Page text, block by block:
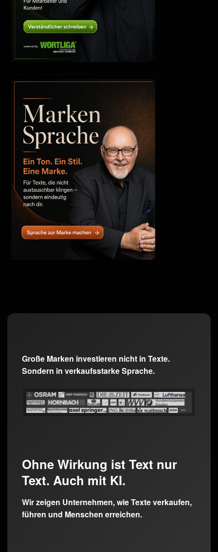
Große Marken investieren nicht in Texte.
Sondern in verkaufsstarke Sprache.
Ohne Wirkung ist Text nur
Text. Auch mit KI.
Wir zeigen Unternehmen, wie Texte verkaufen,
führen und Menschen erreichen.